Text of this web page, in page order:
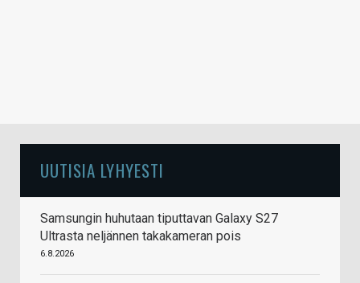
UUTISIA LYHYESTI
Samsungin huhutaan tiputtavan Galaxy S27
Ultrasta neljännen takakameran pois
6.8.2026